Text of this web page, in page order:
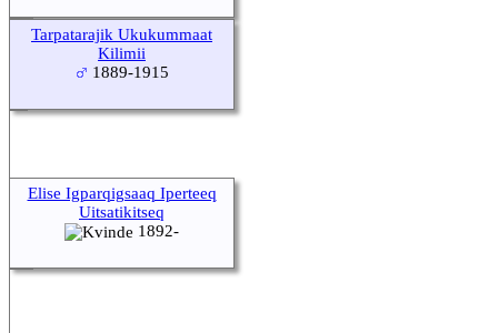
Tarpatarajik Ukukummaat
Kilimii
1889-1915
Elise Igparqigsaaq Iperteeq
Uitsatikitseq
1892-